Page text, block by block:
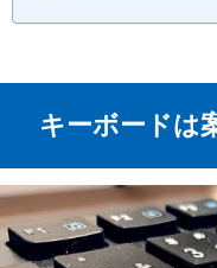
キーボードは